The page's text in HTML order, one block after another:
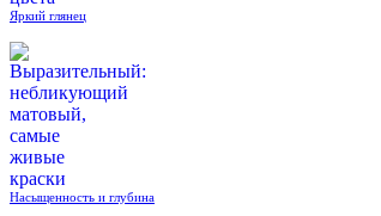
Яркий глянец
Насыщенность и глубина